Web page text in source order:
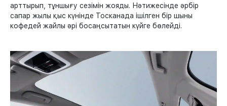
арттырып, тұншығу сезімін жояды. Нәтижесінде әрбір
сапар жылы қыс күнінде Тосканада ішілген бір шыны
кофедей жайлы әрі босаңсытатын күйге бөлейді.